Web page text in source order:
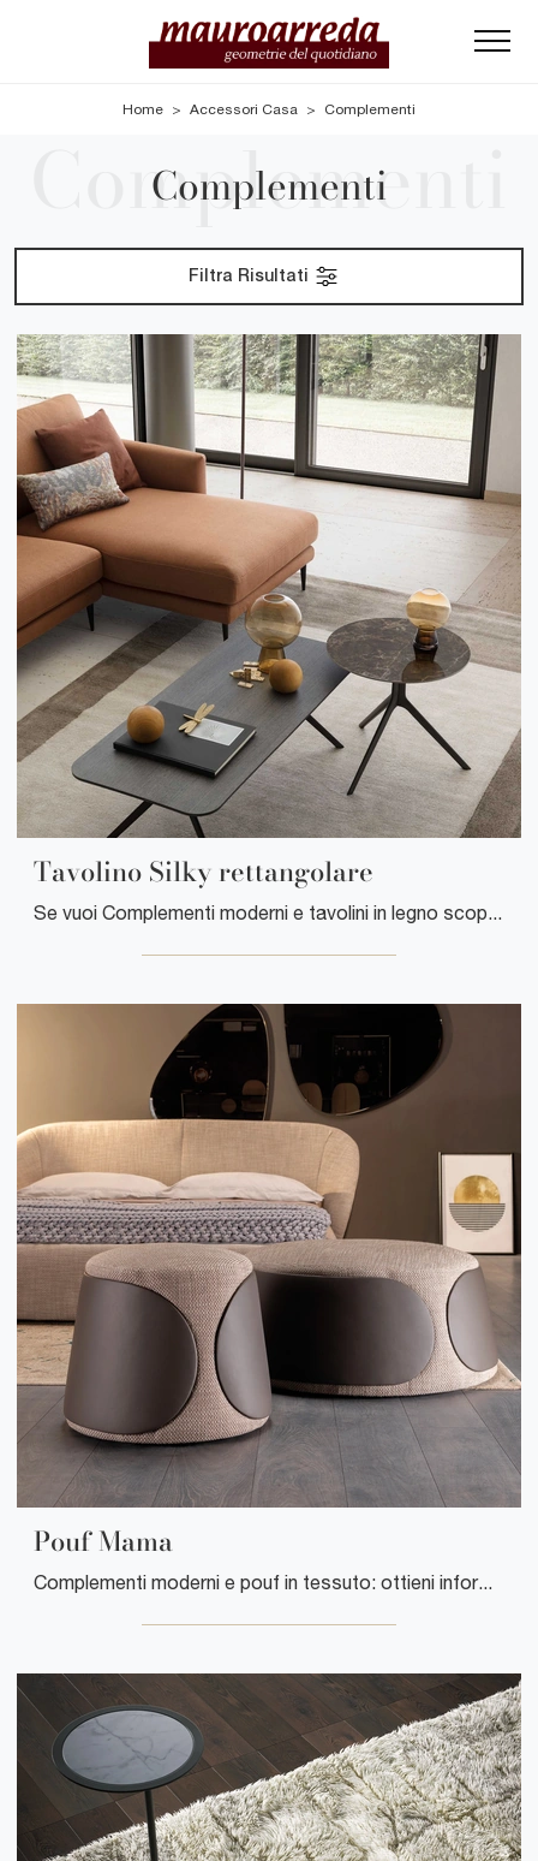
Home > Accessori Casa > Complementi
Complementi
Filtra Risultati
Tavolino Silky rettangolare
Se vuoi Complementi moderni e tavolini in legno scopri di più sul modello Tavolino Silky rettangolare dell'azienda Le Comfort.
Pouf Mama
Complementi moderni e pouf in tessuto: ottieni informazioni sul modello Pouf Mama di Tonin Casa e potrai impreziosire i tuoi spazi.